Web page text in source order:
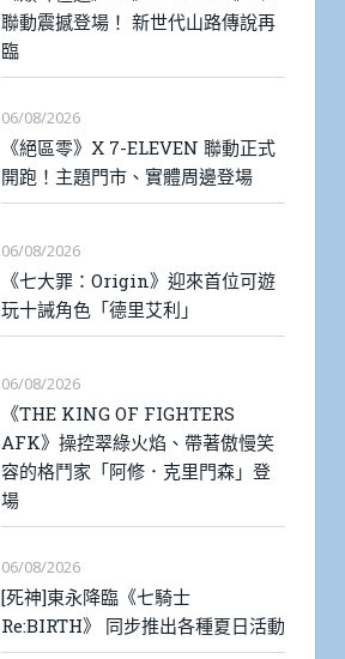
聯動震撼登場！ 新世代山路傳說再
臨
06/08/2026
《絕區零》X 7-ELEVEN 聯動正式
開跑！主題門市、實體周邊登場
06/08/2026
《七大罪：Origin》迎來首位可遊
玩十誡角色「德里艾利」
06/08/2026
《THE KING OF FIGHTERS
AFK》操控翠綠火焰、帶著傲慢笑
容的格鬥家「阿修．克里門森」登
場
06/08/2026
[死神]東永降臨《七騎士
Re:BIRTH》 同步推出各種夏日活動